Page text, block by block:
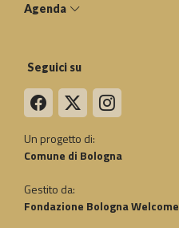
Agenda
Seguici su
Un progetto di:
Comune di Bologna
Gestito da:
Fondazione Bologna Welcome